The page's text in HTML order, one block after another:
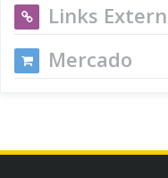
Links
Mercado